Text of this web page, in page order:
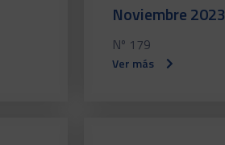
Noviembre 2023
Nº 179
Ver más